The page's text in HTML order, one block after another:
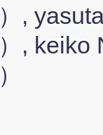
,
,